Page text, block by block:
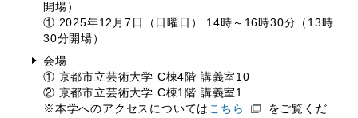
開場）
① 2025年12月7日（日曜日） 14時～16時30分（13時
30分開場）
会場
① 京都市立芸術大学 C棟4階 講義室10
② 京都市立芸術大学 C棟1階 講義室1
※本学へのアクセスについては こちら
をご覧くだ